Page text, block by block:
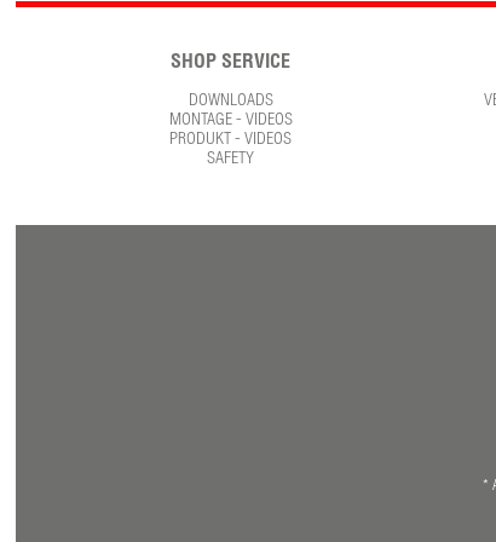
SHOP SERVICE
DOWNLOADS
MONTAGE - VIDEOS
PRODUKT - VIDEOS
SAFETY
*